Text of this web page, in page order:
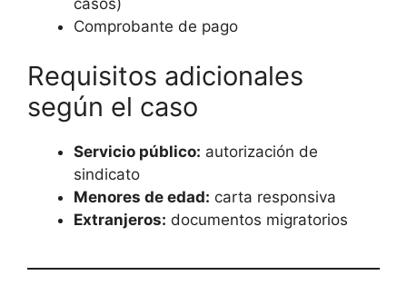
Comprobante de pago
Requisitos adicionales
según el caso
Servicio público: autorización de
sindicato
Menores de edad: carta responsiva
Extranjeros: documentos migratorios